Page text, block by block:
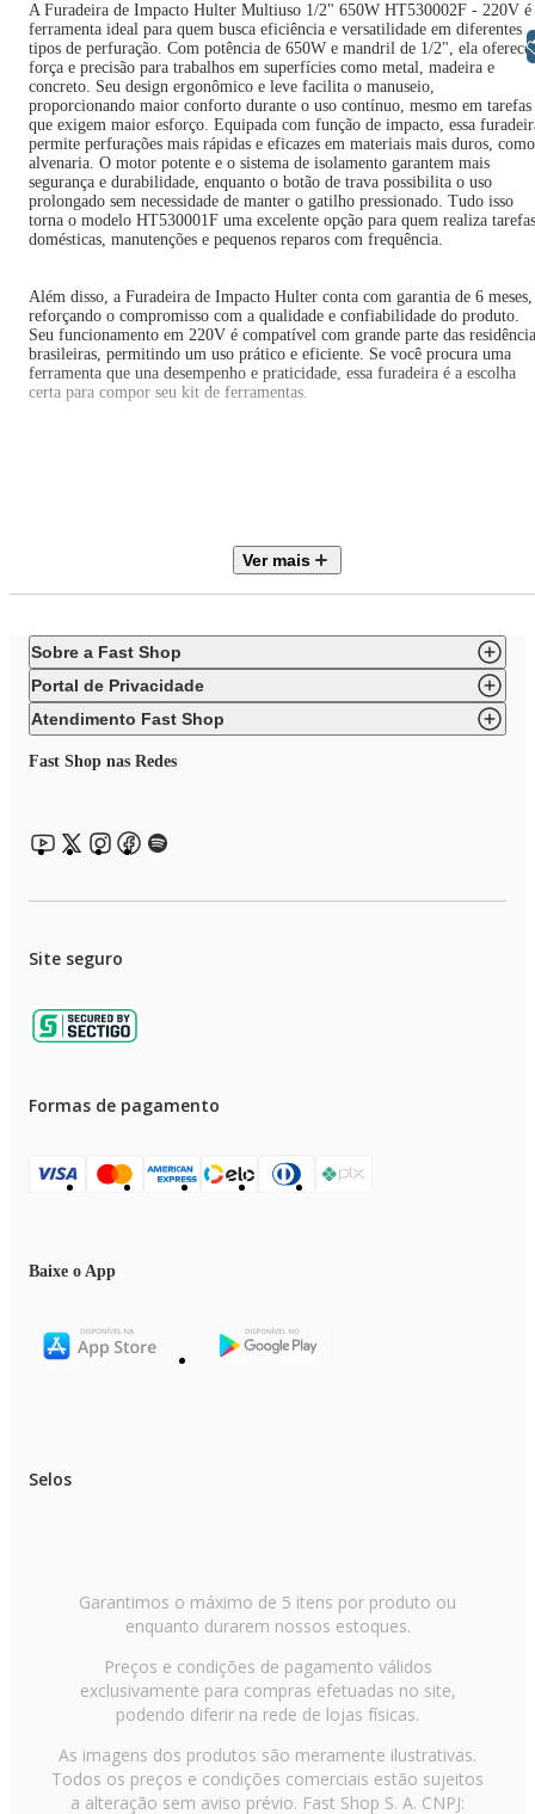
A Furadeira de Impacto Hulter Multiuso 1/2" 650W HT530002F - 220V é
ferramenta ideal para quem busca eficiência e versatilidade em diferentes
tipos de perfuração. Com potência de 650W e mandril de 1/2", ela oferece
força e precisão para trabalhos em superfícies como metal, madeira e
concreto. Seu design ergonômico e leve facilita o manuseio,
proporcionando maior conforto durante o uso contínuo, mesmo em tarefas
que exigem maior esforço. Equipada com função de impacto, essa
permite perfurações mais rápidas e eficazes em materiais mais duros, como
alvenaria. O motor potente e o sistema de isolamento garantem mais
segurança e durabilidade, enquanto o botão de trava possibilita o uso
prolongado sem necessidade de manter o gatilho pressionado. Tudo isso
torna o modelo HT530001F uma excelente opção para quem realiza tarefas
domésticas, manutenções e pequenos reparos com frequência.
Além disso, a Furadeira de Impacto Hulter conta com garantia de 6 meses,
reforçando o compromisso com a qualidade e confiabilidade do produto.
Seu funcionamento em 220V é compatível com grande parte das
brasileiras, permitindo um uso prático e eficiente. Se você procura uma
ferramenta que una desempenho e praticidade, essa furadeira é a escolha
certa para compor seu kit de ferramentas.
Aplicação: Metal, madeira e concreto
Mandril: 1/2
Isolamento: Sim
Trava de segurança: Sim
Cordão elétrico emborrachado: 2 metros
Frequência do aparelho: 50/60 Hz
Altura: 6,5 cm
Largura: 20 cm
Profundidade: 30 cm
EAN: 7899733812584
Garantia: 6 meses
Ver mais
Sobre a Fast Shop
Portal de Privacidade
Atendimento Fast Shop
Fast Shop nas Redes
Site seguro
Formas de pagamento
Baixe o App
Selos
Garantimos o máximo de 5 itens por produto ou
enquanto durarem nossos estoques.
Preços e condições de pagamento válidos
exclusivamente para compras efetuadas no site,
podendo diferir na rede de lojas físicas.
As imagens dos produtos são meramente ilustrativas.
Todos os preços e condições comerciais estão sujeitos
a alteração sem aviso prévio. Fast Shop S. A. CNPJ:
Libras